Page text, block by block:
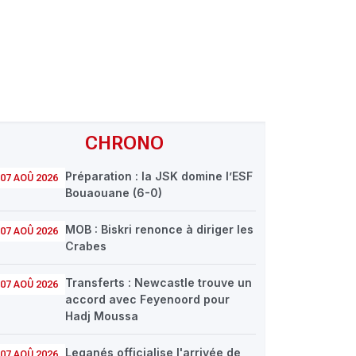
CHRONO
07 AOÛ 2026
Préparation : la JSK domine l’ESF
Bouaouane (6-0)
07 AOÛ 2026
MOB : Biskri renonce à diriger les
Crabes
07 AOÛ 2026
Transferts : Newcastle trouve un
accord avec Feyenoord pour
Hadj Moussa
Leganés officialise l'arrivée de